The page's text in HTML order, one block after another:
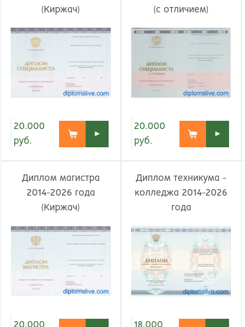
Калуга
Кемерово
(Киржач)
20.000
руб.
►
(с отличием)
20.000
руб.
►
Диплом магистра
2014-2026 года
(Киржач)
20.000
Диплом техникума -
колледжа 2014-2026
года
18.000